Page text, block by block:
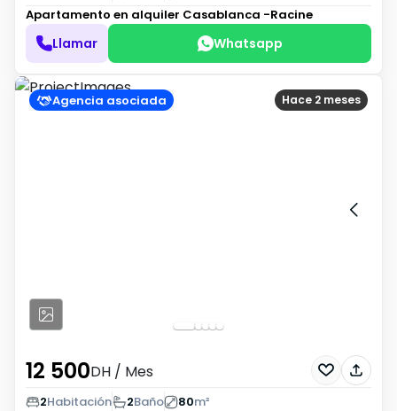
Apartamento en alquiler Casablanca -Racine
Llamar Whatsapp
Hace 2 meses
Agencia asociada
12 500DH / Mes
2Habitación 2Baño 80m²